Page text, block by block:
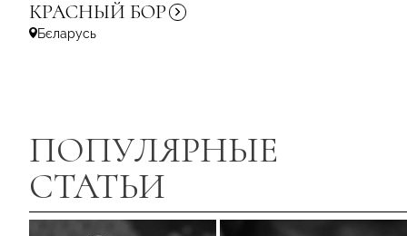
КРАСНЫЙ БОР
Бєларусь
ПОПУЛЯРНЫЕ
СТАТЬИ